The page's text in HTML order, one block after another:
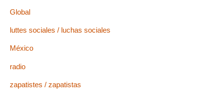
Global
luttes sociales / luchas sociales
México
radio
zapatistes / zapatistas